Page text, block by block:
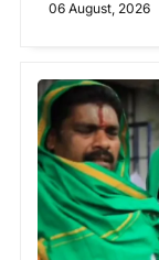
06 August, 2026